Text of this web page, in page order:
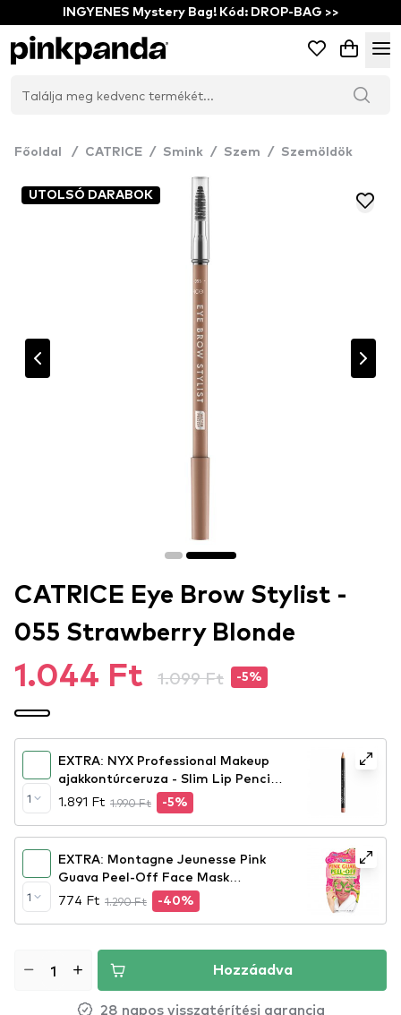
INGYENES Mystery Bag! Kód: DROP-BAG >>
Főoldal / CATRICE / Smink / Szem / Szemöldök
UTOLSÓ DARABOK
CATRICE Eye Brow Stylist -
055 Strawberry Blonde
1.044 Ft 1.099 Ft -5%
1
EXTRA: NYX Professional Makeup
ajakkontúrceruza - Slim Lip Pencil –
Peekaboo Neutral (SPL860)
1.891 Ft 1.990 Ft -5%
1
EXTRA: Montagne Jeunesse Pink
Guava Peel-Off Face Mask
arcmaszk
774 Ft 1.290 Ft -40%
Hozzáadva
28 napos visszatérítési garancia